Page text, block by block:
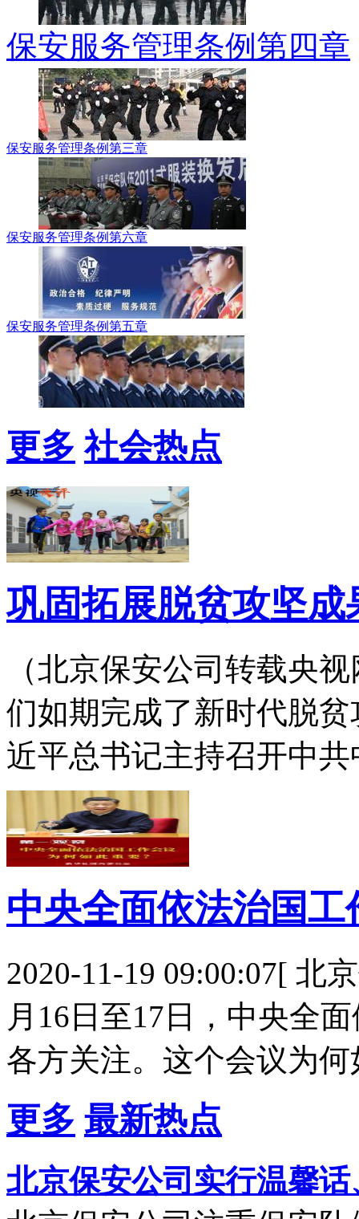
保安服务管理条例第四章
保安服务管理条例第三章
保安服务管理条例第六章
保安服务管理条例第五章
更多 社会热点
巩固拓展脱贫攻坚成
（北京保安公司转载央
们如期完成了新时代脱
近平总书记主持召开中
中央全面依法治国
2020-11-19 09:00:07[ 北
月16日至17日，中央全
各方关注。这个会议为
更多 最新热点
北京保安公司实行温馨话